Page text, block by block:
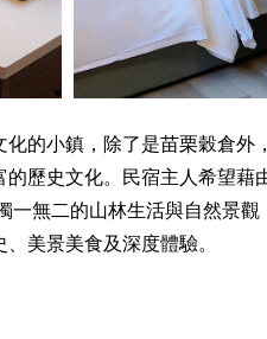
的小鎮，除了是苗栗穀倉外
歷史文化。民宿主人希望藉
無二的山林生活與自然景
美景美食及深度體驗。